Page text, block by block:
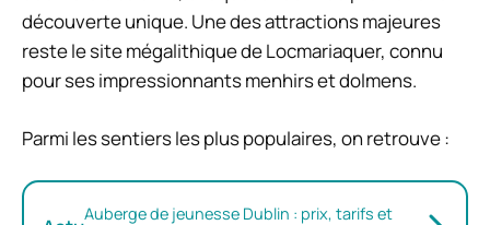
découverte unique. Une des attractions majeures
reste le site mégalithique de Locmariaquer, connu
pour ses impressionnants menhirs et dolmens.
Parmi les sentiers les plus populaires, on retrouve :
Auberge de jeunesse Dublin : prix, tarifs et